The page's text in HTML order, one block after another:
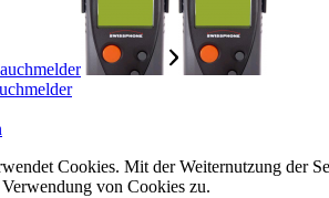
Cookies. Mit der Weiternutzung der
von Cookies zu.